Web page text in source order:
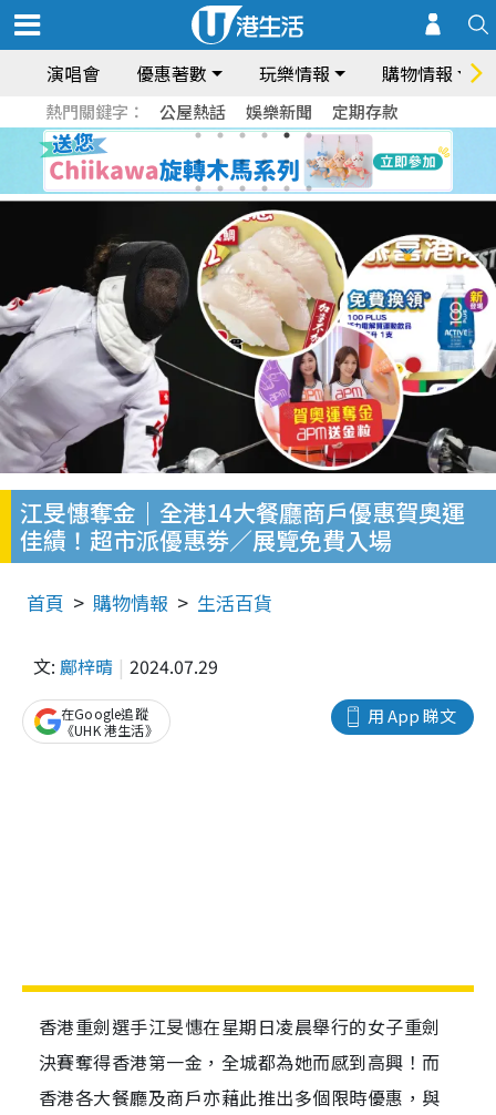
演唱會 優惠著數 玩樂情報 購物情報
熱門關鍵字： 公屋熱話 娛樂新聞 定期存款
江旻憓奪金｜全港14大餐廳商戶優惠賀奧運
佳績！超市派優惠劵／展覽免費入場
首頁 購物情報 生活百貨
文: 鄺梓晴 2024.07.29
用 App 睇文
在Google追蹤
《UHK 港生活》
香港重劍選手江旻憓在星期日凌晨舉行的女子重劍
決賽奪得香港第一金，全城都為她而感到高興！而
香港各大餐廳及商戶亦藉此推出多個限時優惠，與